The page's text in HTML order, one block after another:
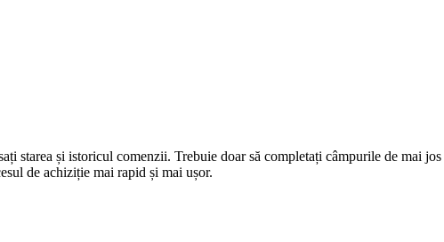
starea și istoricul comenzii. Trebuie doar să completați câmpurile de
de achiziție mai rapid și mai ușor.